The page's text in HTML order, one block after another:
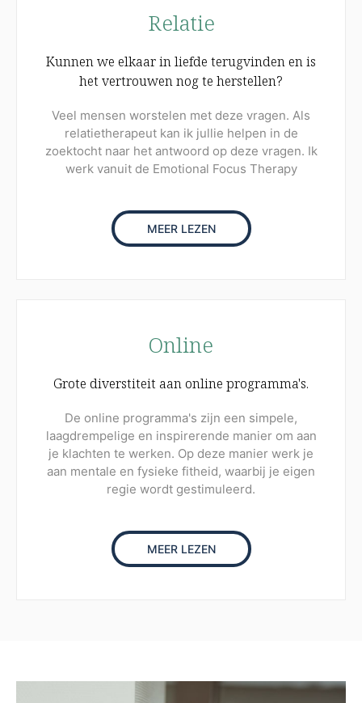
Relatie
Kunnen we elkaar in liefde terugvinden en is
het vertrouwen nog te herstellen?
Veel mensen worstelen met deze vragen. Als
relatietherapeut kan ik jullie helpen in de
zoektocht naar het antwoord op deze vragen. Ik
werk vanuit de Emotional Focus Therapy
MEER LEZEN
Online
Grote diverstiteit aan online programma's.
De online programma's zijn een simpele,
laagdrempelige en inspirerende manier om aan
je klachten te werken. Op deze manier werk je
aan mentale en fysieke fitheid, waarbij je eigen
regie wordt gestimuleerd.
MEER LEZEN